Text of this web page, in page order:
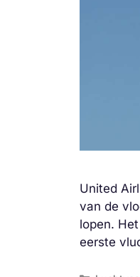
United
van de
lopen.
eerste